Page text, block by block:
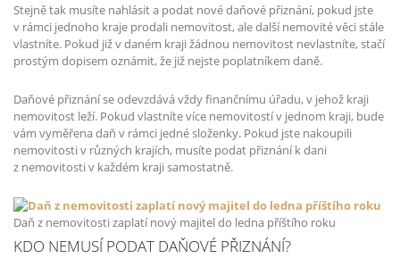
Stejně tak musíte nahlásit a podat nové daňové přiznání, pokud jste
v rámci jednoho kraje prodali nemovitost, ale další nemovité věci stále
vlastníte. Pokud již v daném kraji žádnou nemovitost nevlastníte, stačí
prostým dopisem oznámit, že již nejste poplatníkem daně.
Daňové přiznání se odevzdává vždy finančnímu úřadu, v jehož kraji
nemovitost leží. Pokud vlastníte více nemovitostí v jednom kraji, bude
vám vyměřena daň v rámci jedné složenky. Pokud jste nakoupili
nemovitosti v různých krajích, musíte podat přiznání k dani
z nemovitosti v každém kraji samostatně.
Daň z nemovitosti zaplatí nový majitel do ledna příštího roku
KDO NEMUSÍ PODAT DAŇOVÉ PŘIZNÁNÍ?